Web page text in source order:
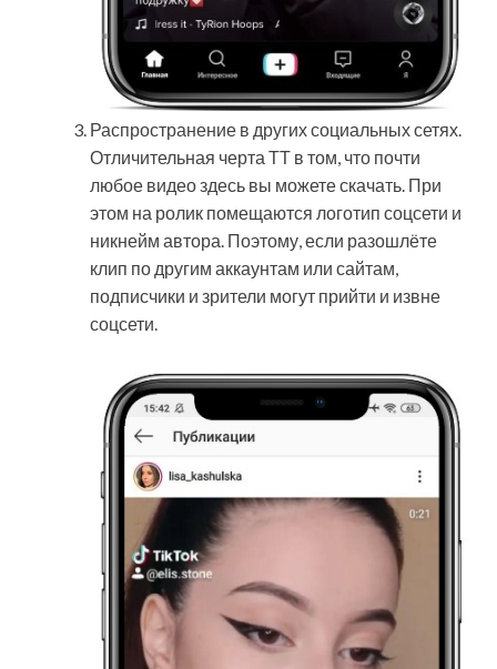
Распространение в других социальных сетях.
Отличительная черта ТТ в том, что почти
любое видео здесь вы можете скачать. При
этом на ролик помещаются логотип соцсети и
никнейм автора. Поэтому, если разошлёте
клип по другим аккаунтам или сайтам,
подписчики и зрители могут прийти и извне
соцсети.